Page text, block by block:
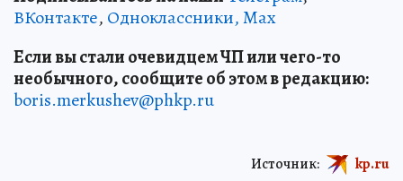
ВКонтакте, Одноклассники,Max
Если вы стали очевидцем ЧП или чего-то
необычного, сообщите об этом в редакцию:
boris.merkushev@phkp.ru
Источник: kp.ru